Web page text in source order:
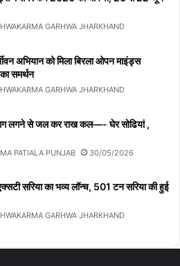
GARHWA JHARKHAND
अभियान को मिला बिरला ओपन माइंड्स
समर्थन
GARHWA JHARKHAND
लगने से जल कर राख कल—- घेर सोढियां ,
PATIALA PUNJAB 30/05/2026
सरिया का भव्य लॉन्च, 501 टन सरिया की हुई
GARHWA JHARKHAND